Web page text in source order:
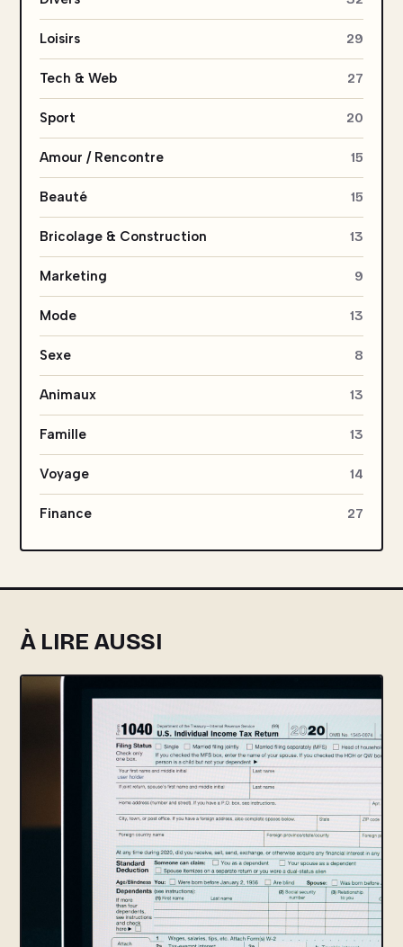
Loisirs 29
Tech & Web 27
Sport 20
Amour / Rencontre 15
Beauté 15
Bricolage & Construction 13
Marketing 9
Mode 13
Sexe 8
Animaux 13
Famille 13
Voyage 14
Finance 27
À LIRE AUSSI